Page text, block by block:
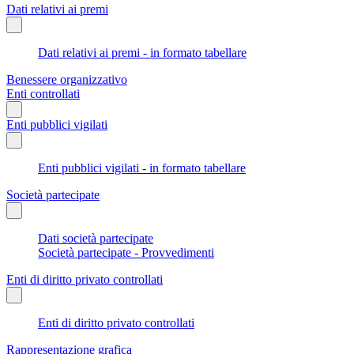
Dati relativi ai premi
Dati relativi ai premi - in formato tabellare
Benessere organizzativo
Enti controllati
Enti pubblici vigilati
Enti pubblici vigilati - in formato tabellare
Società partecipate
Dati società partecipate
Società partecipate - Provvedimenti
Enti di diritto privato controllati
Enti di diritto privato controllati
Rappresentazione grafica